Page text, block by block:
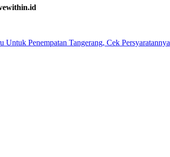
Penempatan Tangerang, Cek Persyaratannya